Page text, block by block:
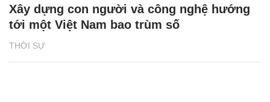
THỜI SỰ
Xây dựng con người và công nghệ hướng
tới một Việt Nam bao trùm số